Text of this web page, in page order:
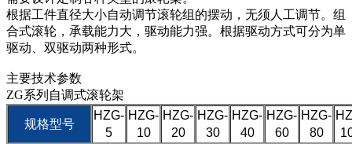
根据工件直径大小自动调节滚轮组的摆动，无须人工调节。组
合式滚轮，承载能力大，驱动能力强。根据驱动方式可分为单
驱动、双驱动两种形式。
主要技术参数
ZG系列自调式滚轮架
规格型号
HZG-
5
HZG-
10
HZG-
20
HZG-
30
HZG-
40
HZG-
60
HZG-
80